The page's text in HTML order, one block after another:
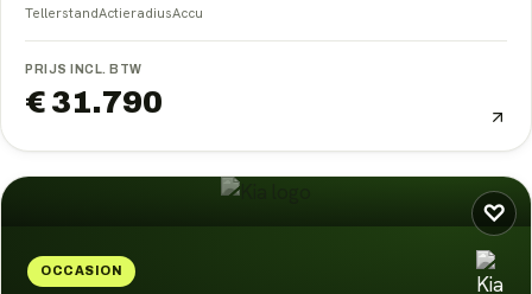
TellerstandActieradiusAccu
PRIJS INCL. BTW
€ 31.790
♡
OCCASION